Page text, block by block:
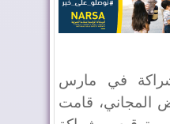
في مارس
المجاني، قامت